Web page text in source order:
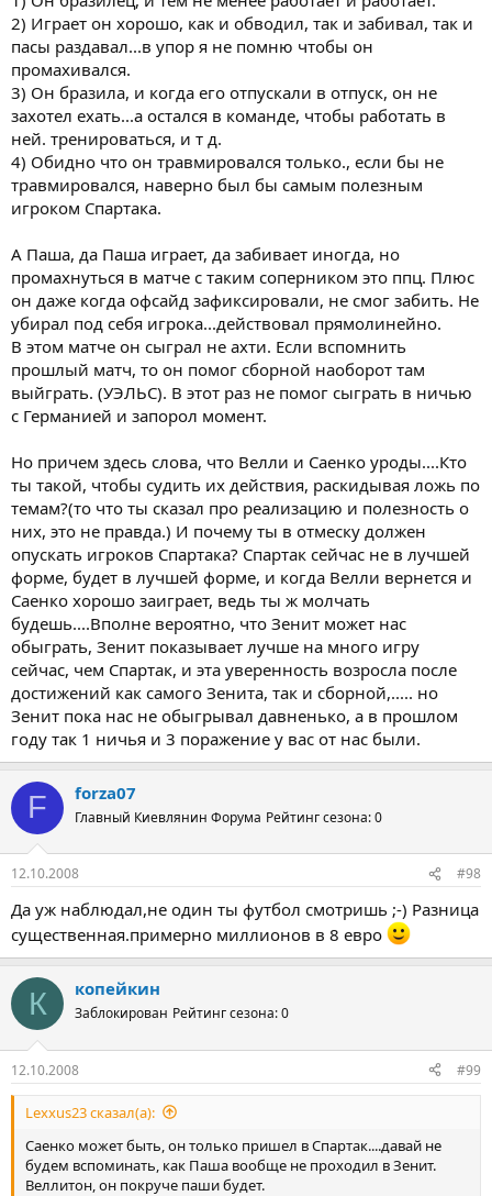
2) Играет он хорошо, как и обводил, так и забивал, так и
пасы раздавал...в упор я не помню чтобы он
промахивался.
3) Он бразила, и когда его отпускали в отпуск, он не
захотел ехать...а остался в команде, чтобы работать в
ней. тренироваться, и т д.
4) Обидно что он травмировался только., если бы не
травмировался, наверно был бы самым полезным
игроком Спартака.
А Паша, да Паша играет, да забивает иногда, но
промахнуться в матче с таким соперником это ппц. Плюс
он даже когда офсайд зафиксировали, не смог забить. Не
убирал под себя игрока...действовал прямолинейно.
В этом матче он сыграл не ахти. Если вспомнить
прошлый матч, то он помог сборной наоборот там
выйграть. (УЭЛЬС). В этот раз не помог сыграть в ничью
с Германией и запорол момент.
Но причем здесь слова, что Велли и Саенко уроды....Кто
ты такой, чтобы судить их действия, раскидывая ложь по
темам?(то что ты сказал про реализацию и полезность о
них, это не правда.) И почему ты в отмеску должен
опускать игроков Спартака? Спартак сейчас не в лучшей
форме, будет в лучшей форме, и когда Велли вернется и
Саенко хорошо заиграет, ведь ты ж молчать
будешь....Вполне вероятно, что Зенит может нас
обыграть, Зенит показывает лучше на много игру
сейчас, чем Спартак, и эта уверенность возросла после
достижений как самого Зенита, так и сборной,..... но
Зенит пока нас не обыгрывал давненько, а в прошлом
году так 1 ничья и 3 поражение у вас от нас были.
F forza07
Главный Киевлянин Форума Рейтинг сезона: 0
12.10.2008 #98
Да уж наблюдал,не один ты футбол смотришь ;-) Разница
существенная.примерно миллионов в 8 евро
К копейкин
Заблокирован Рейтинг сезона: 0
12.10.2008 #99
Lexxus23 сказал(а):
Саенко может быть, он только пришел в Спартак....давай не
будем вспоминать, как Паша вообще не проходил в Зенит.
Веллитон, он покруче паши будет.